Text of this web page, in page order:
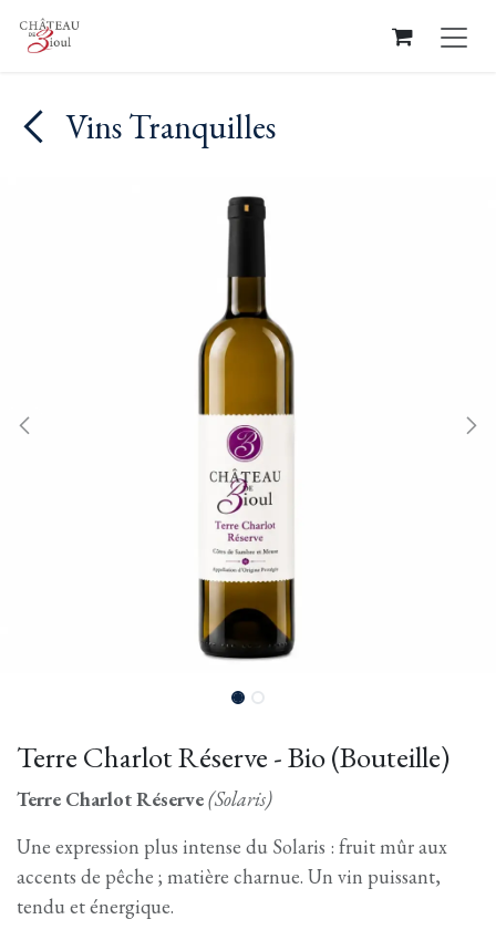
Se rendre au contenu
Vins Tranquilles
Terre Charlot Réserve - Bio (Bouteille)
Terre Charlot Réserve(Solaris)
Une expression plus intense du Solaris : fruit mûr aux
accents de pêche ; matière charnue. Un vin puissant,
tendu et énergique.